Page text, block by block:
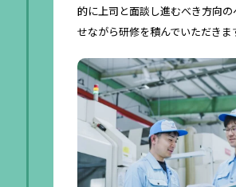
的に上司と面談し進むべき方向
せながら研修を積んでいただきま